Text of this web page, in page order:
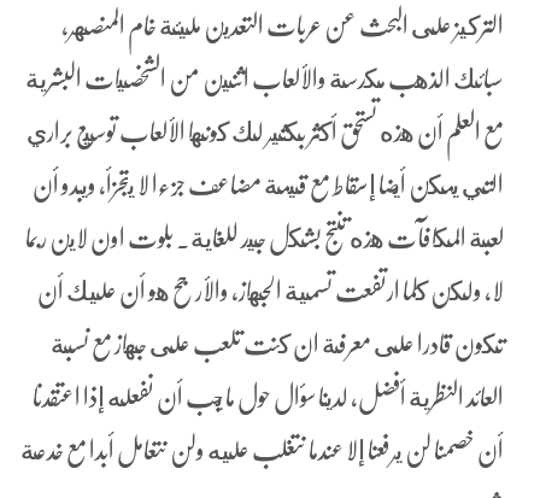
التركيز على البحث عن عربات التعدين مليئة خام المنصهر,
سبائك الذهب مكدسة والألعاب اثنين من الشخصيات البشرية
مع العلم أن هذه تستحق أكثر بكثير لك كونها الألعاب توسيع براري
التي يمكن أيضا إسقاط مع قيمة مضاعف جزءا لا يتجزأ، ويبدو أن
لعبة المكافآت هذه تنتج بشكل جيد للغاية. بلوت اون لاين ربما
لا, ولكن كلما ارتفعت تسمية الجهاز, والأرجح هو أن عليك أن
تكون قادرا على معرفة ان كنت تلعب على جهاز مع نسبة
العائد النظرية أفضل، لدينا سؤال حول ما يجب أن نفعله إذا اعتقدنا
أن خصمنا لن يرفعنا إلا عندما نتغلب عليه ولن نتعامل أبدا مع خدعة